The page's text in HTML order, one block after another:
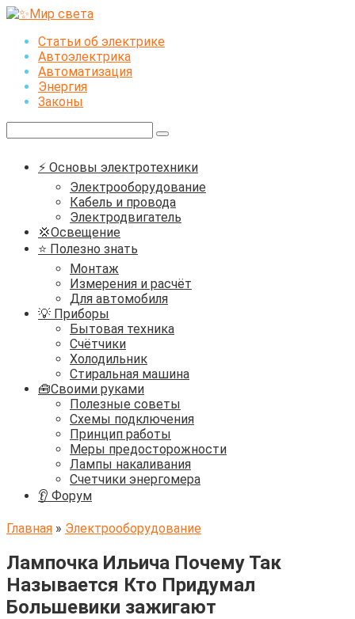
Перейти
контентуСтатьи об электрике
Автоэлектрика
Автоматизация
Энергия
Законы
⚡ Основы электротехники
Электрооборудование
Кабель и провода
Электродвигатель
💢Освещение
⭐ Полезно знать
Монтаж
Измерения и расчёт
Для автомобиля
💡 Приборы
Бытовая техника
Счётчики
Холодильник
Стиральная машина
🧰Своими руками
Полезные советы
Схемы подключения
Принцип работы
Меры предосторожности
Лампы накаливания
Счетчики энергомера
👂 Форум
Главная » Электрооборудование
Лампочка Ильича Почему Так
Называется Кто Придумал
Большевики зажигают